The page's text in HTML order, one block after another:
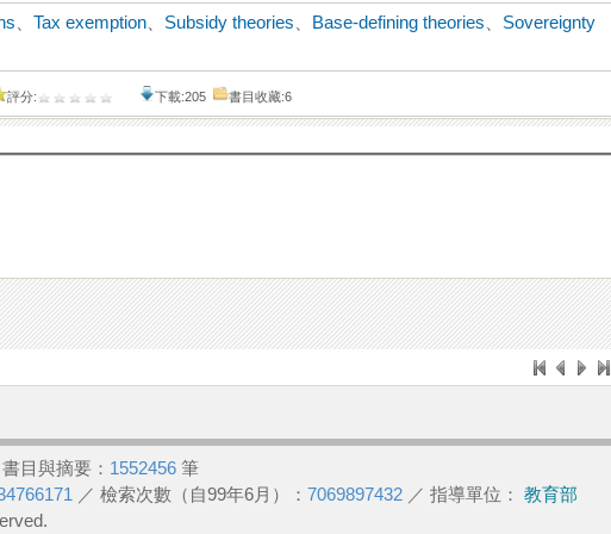
、Tax exemption Subsidy theories Base-defining theories
Sovereignty
評分: 下載:205 書目收藏:6
目與摘要： 1552456 筆
／ 檢索次數（自99年6月）： 7069897432 ／ 指導單位： 教育部